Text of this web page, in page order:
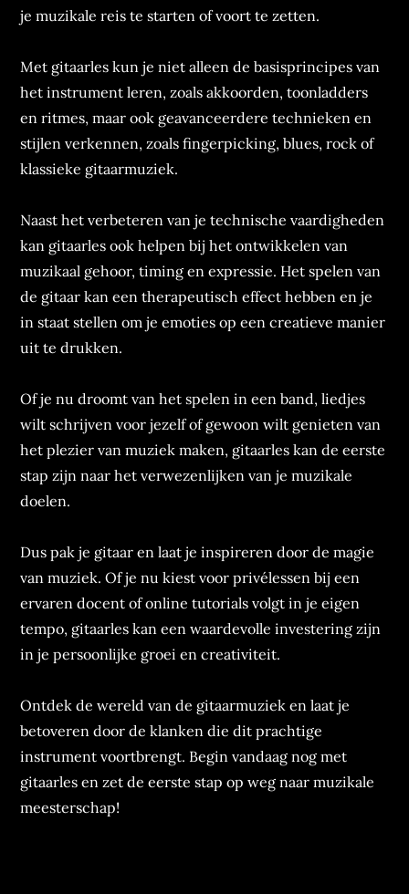
je muzikale reis te starten of voort te zetten.
Met gitaarles kun je niet alleen de basisprincipes van
het instrument leren, zoals akkoorden, toonladders
en ritmes, maar ook geavanceerdere technieken en
stijlen verkennen, zoals fingerpicking, blues, rock of
klassieke gitaarmuziek.
Naast het verbeteren van je technische vaardigheden
kan gitaarles ook helpen bij het ontwikkelen van
muzikaal gehoor, timing en expressie. Het spelen van
de gitaar kan een therapeutisch effect hebben en je
in staat stellen om je emoties op een creatieve manier
uit te drukken.
Of je nu droomt van het spelen in een band, liedjes
wilt schrijven voor jezelf of gewoon wilt genieten van
het plezier van muziek maken, gitaarles kan de eerste
stap zijn naar het verwezenlijken van je muzikale
doelen.
Dus pak je gitaar en laat je inspireren door de magie
van muziek. Of je nu kiest voor privélessen bij een
ervaren docent of online tutorials volgt in je eigen
tempo, gitaarles kan een waardevolle investering zijn
in je persoonlijke groei en creativiteit.
Ontdek de wereld van de gitaarmuziek en laat je
betoveren door de klanken die dit prachtige
instrument voortbrengt. Begin vandaag nog met
gitaarles en zet de eerste stap op weg naar muzikale
meesterschap!